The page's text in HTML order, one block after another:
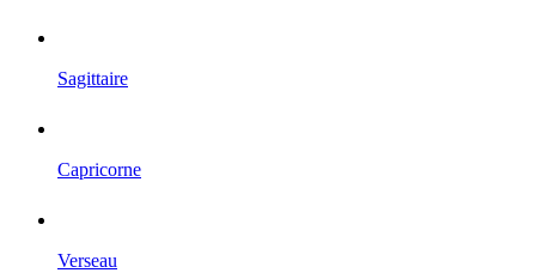
Sagittaire
Capricorne
Verseau